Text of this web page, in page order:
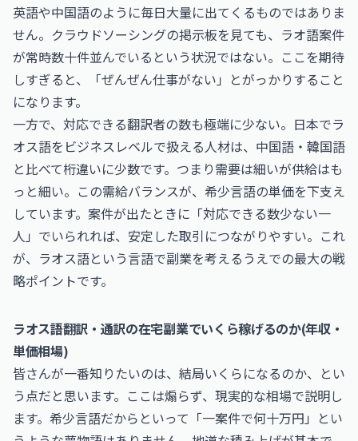
英語や中国語のように毎日大量に出てくるものではありま
せん。クラウドソーシングの掲示板を見ても、ラオ語案件
が常時数十件並んでいるという状況ではない。ここを期待
しすぎると、「ぜんぜん仕事がない」とがっかりすること
になります。
一方で、対応できる翻訳者の数も極端に少ない。日本でラ
オス語をビジネスレベルで扱える人材は、中国語・韓国語
と比べて桁違いに少数です。つまり需要は細いが供給はも
っと細い。この需給バランスが、希少言語の単価を下支え
しています。案件が出たときに「対応できる数少ない一
人」でいられれば、安定した取引につながりやすい。これ
が、ラオス語という言語で副業を考えるうえでの最大の戦
略ポイントです。
ラオス語翻訳・通訳の在宅副業でいくら稼げるのか(年収・
単価相場)
皆さんが一番知りたいのは、結局いくらになるのか、とい
う点だと思います。ここは煽らず、現実的な相場で説明し
ます。希少言語だからといって「一案件で何十万円」とい